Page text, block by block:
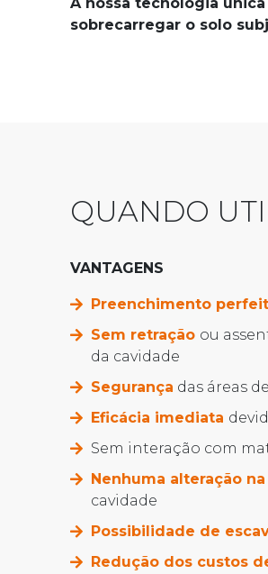
sobrecarregar o solo
QUANDO
VANTAGENS
Preenchimento
Sem retração ou
da cavidade
Segurança das áreas
Eficácia imediata
Sem interação com
Nenhuma alteração
cavidade
Possibilidade de
Redução dos custos